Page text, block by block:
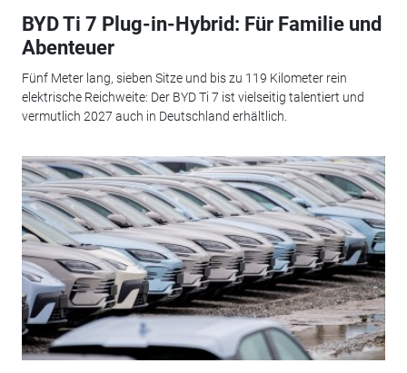
BYD Ti 7 Plug-in-Hybrid: Für Familie und
Abenteuer
Fünf Meter lang, sieben Sitze und bis zu 119 Kilometer rein
elektrische Reichweite: Der BYD Ti 7 ist vielseitig talentiert und
vermutlich 2027 auch in Deutschland erhältlich.